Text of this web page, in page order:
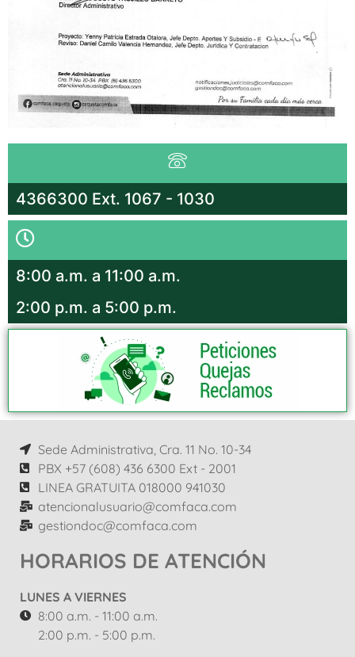
4366300 Ext. 1067 - 1030
8:00 a.m. a 11:00 a.m.
2:00 p.m. a 5:00 p.m.
Sede Administrativa, Cra. 11 No. 10-34
PBX +57 (608) 436 6300 Ext - 2001
LINEA GRATUITA 018000 941030
atencionalusuario@comfaca.com
gestiondoc@comfaca.com
HORARIOS DE ATENCIÓN
LUNES A VIERNES
8:00 a.m. - 11:00 a.m.
2:00 p.m. - 5:00 p.m.